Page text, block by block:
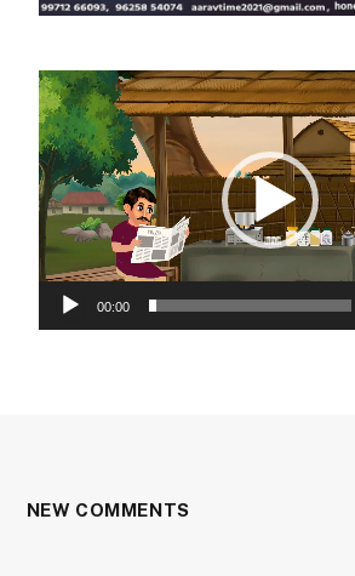
Video
Player
00:00
NEW COMMENTS